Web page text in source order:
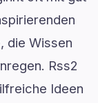
die Wissen
Rss2
Ideen